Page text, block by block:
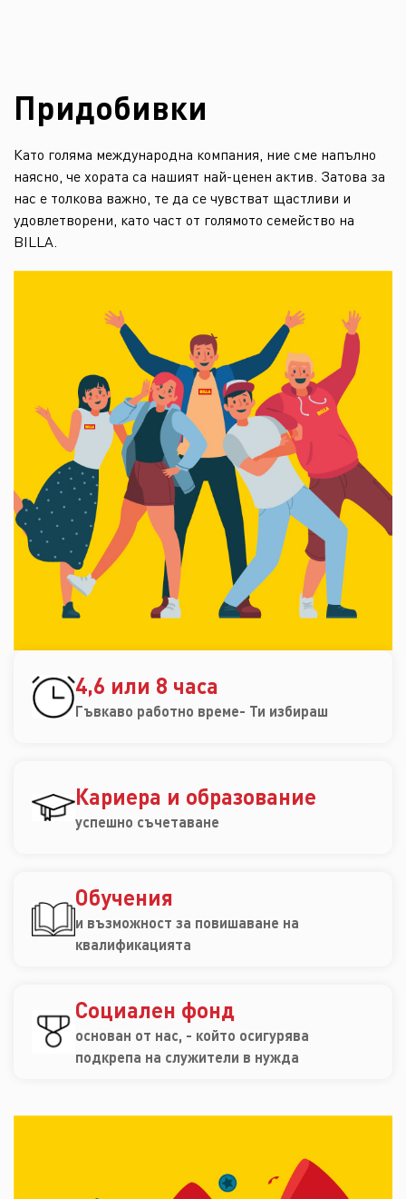
Придобивки
Като голяма международна компания, ние сме напълно
наясно, че хората са нашият най-ценен актив. Затова за
нас е толкова важно, те да се чувстват щастливи и
удовлетворени, като част от голямото семейство на
BILLA.
4,6 или 8 часа
Гъвкаво работно време- Ти избираш
Кариера и образование
успешно съчетаване
Обучения
и възможност за повишаване на
квалификацията
Социален фонд
основан от нас, - който осигурява
подкрепа на служители в нужда